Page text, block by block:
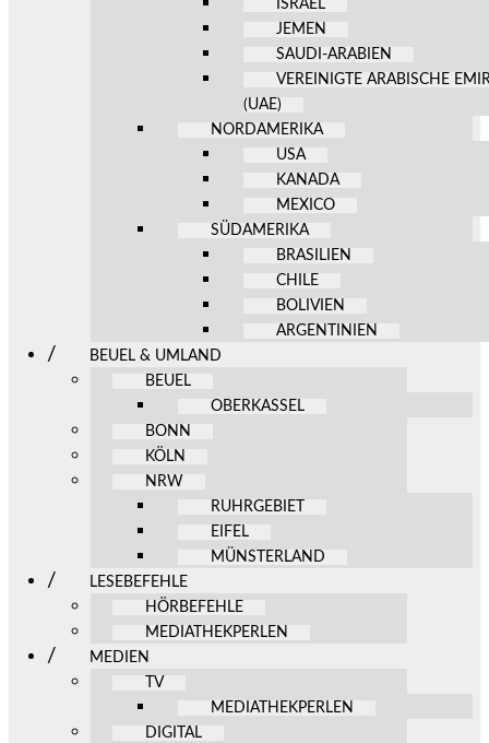
ISRAEL
JEMEN
SAUDI-ARABIEN
VEREINIGTE ARABISCHE
(UAE)
NORDAMERIKA
USA
KANADA
MEXICO
SÜDAMERIKA
BRASILIEN
CHILE
BOLIVIEN
ARGENTINIEN
BEUEL & UMLAND
BEUEL
OBERKASSEL
BONN
KÖLN
NRW
RUHRGEBIET
EIFEL
MÜNSTERLAND
LESEBEFEHLE
HÖRBEFEHLE
MEDIATHEKPERLEN
MEDIEN
TV
MEDIATHEKPERLEN
DIGITAL